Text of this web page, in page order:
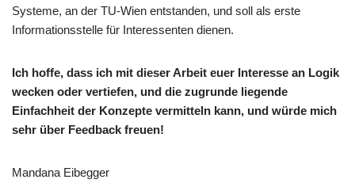
Systeme, an der TU-Wien entstanden, und soll als erste
Informationsstelle für Interessenten dienen.
Ich hoffe, dass ich mit dieser Arbeit euer Interesse an Logik
wecken oder vertiefen, und die zugrunde liegende
Einfachheit der Konzepte vermitteln kann, und würde mich
sehr über Feedback freuen!
Mandana Eibegger